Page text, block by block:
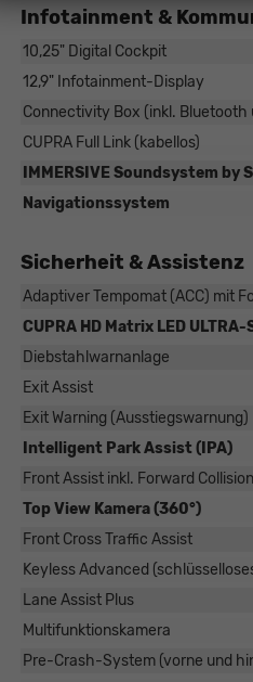
Infotainment &
10,25" Digital Cockpit
12,9" Infotainment-Display
Connectivity Box (inkl. Bluetooth
CUPRA Full Link (kabellos)
IMMERSIVE Soundsystem by
Navigationssystem
Sicherheit & Assistenz
Adaptiver Tempomat (ACC) mit
CUPRA HD Matrix LED
Diebstahlwarnanlage
Exit Assist
Exit Warning (Ausstiegswarnung)
Intelligent Park Assist (IPA)
Front Assist inkl. Forward
Top View Kamera (360°)
Front Cross Traffic Assist
Keyless Advanced
Lane Assist Plus
Multifunktionskamera
Pre-Crash-System (vorne und